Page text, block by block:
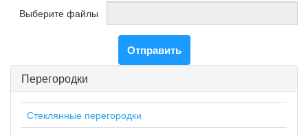
Выберите файлы
Отправить
Перегородки
Стеклянные перегородки